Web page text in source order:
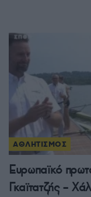
ΑΘΛΗΤΙΣΜΟΣ
Ευρωπαϊκό
Γκαϊτατζής –